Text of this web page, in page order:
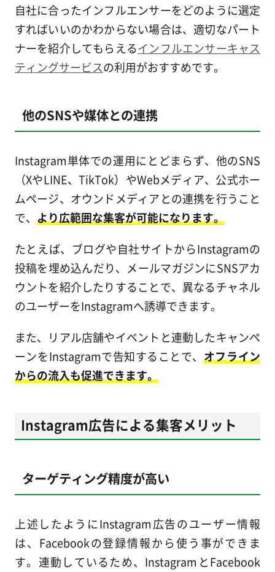
自社に合ったインフルエンサーをどのように選定
すればいいのかわからない場合は、適切なパート
ナーを紹介してもらえるインフルエンサーキャス
ティングサービスの利用がおすすめです。
他のSNSや媒体との連携
Instagram単体での運用にとどまらず、他のSNS
（XやLINE、TikTok）やWebメディア、公式ホー
ムページ、オウンドメディアとの連携を行うこと
で、 より広範囲な集客が可能になります。
たとえば、ブログや自社サイトからInstagramの
投稿を埋め込んだり、メールマガジンにSNSアカ
ウントを紹介したりすることで、異なるチャネル
のユーザーをInstagramへ誘導できます。
また、リアル店舗やイベントと連動したキャンペ
ーンをInstagramで告知することで、 オフライン
からの流入も促進できます。
Instagram広告による集客メリット
ターゲティング精度が高い
上述したようにInstagram広告のユーザー情報
は、Facebookの登録情報から使う事ができま
す。連動しているため、InstagramとFacebook